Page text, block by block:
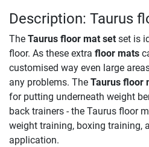
Description: Taurus
The Taurus floor mat set set is
floor. As these extra floor mats
customised way even large
any problems. The Taurus floor
for putting underneath weight
back trainers - the Taurus floor
weight training, boxing training,
application.